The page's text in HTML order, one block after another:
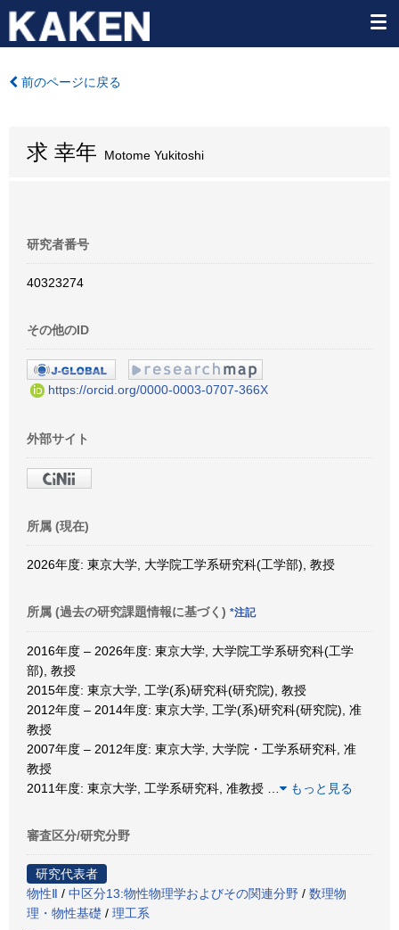
前のページに戻る
求 幸年 Motome Yukitoshi
研究者番号
40323274
その他のID
https://orcid.org/0000-0003-0707-366X
外部サイト
所属 (現在)
2026年度: 東京大学, 大学院工学系研究科(工学部), 教授
所属 (過去の研究課題情報に基づく) *注記
2016年度 – 2026年度: 東京大学, 大学院工学系研究科(工学
部), 教授
2015年度: 東京大学, 工学(系)研究科(研究院), 教授
2012年度 – 2014年度: 東京大学, 工学(系)研究科(研究院), 准
教授
2007年度 – 2012年度: 東京大学, 大学院・工学系研究科, 准
教授
2011年度: 東京大学, 工学系研究科, 准教授
もっと見る
審査区分/研究分野
研究代表者
物性Ⅱ / 中区分13:物性物理学およびその関連分野 / 数理物
理・物性基礎 / 理工系